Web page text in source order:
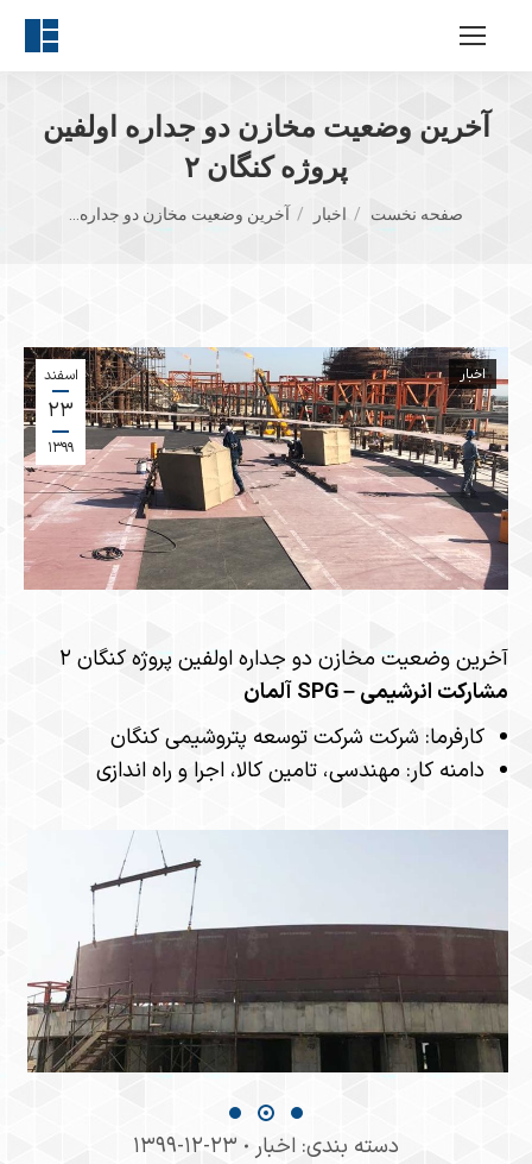
​آخرین وضعیت مخازن دو جداره اولفین
پروژه کنگان ۲
مکان شما:
صفحه نخست اخبار ​آخرین وضعیت مخازن دو جداره…
اسفند
۲۳
۱۳۹۹
اخبار
​آخرین وضعیت مخازن دو جداره اولفین پروژه کنگان ۲
مشارکت انرشیمی – SPG آلمان​
کارفرما: شرکت شرکت توسعه پتروشیمی کنگان​​
دامنه کار: مهندسی، تامین کالا، اجرا و راه اندازی​
دسته بندی: اخبار
۱۳۹۹-۱۲-۲۳